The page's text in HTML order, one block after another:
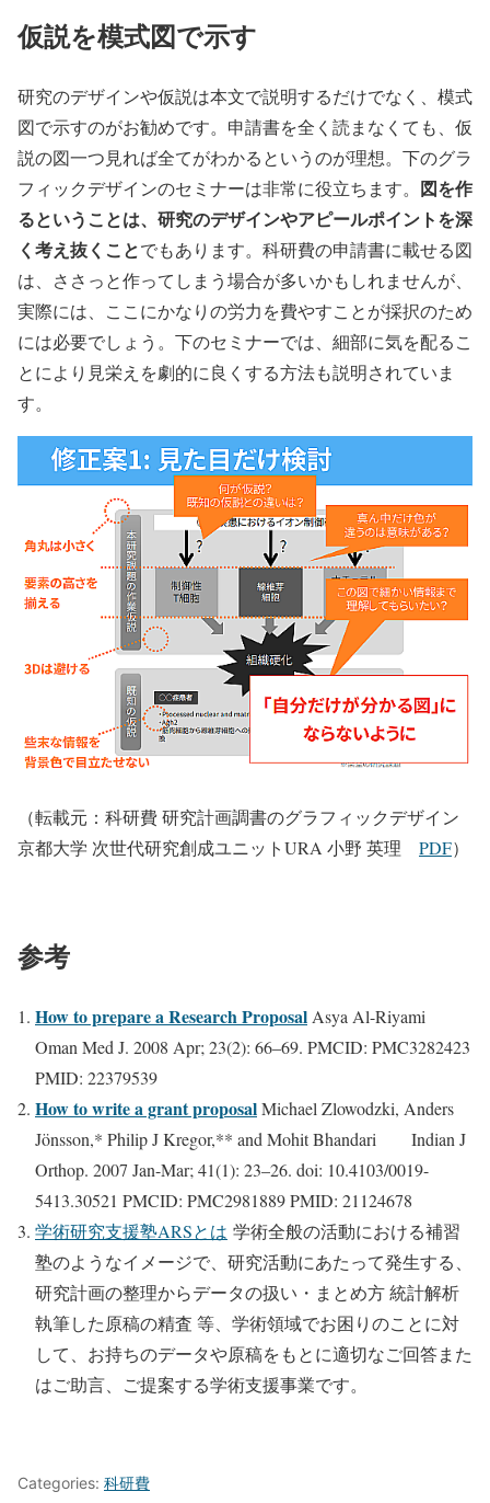
仮説を模式図で示す
研究のデザインや仮説は本文で説明するだけでなく、模式
図で示すのがお勧めです。申請書を全く読まなくても、仮
説の図一つ見れば全てがわかるというのが理想。下のグラ
フィックデザインのセミナーは非常に役立ちます。 図を作
るということは、研究のデザインやアピールポイントを深
く考え抜くことでもあります。科研費の申請書に載せる図
は、ささっと作ってしまう場合が多いかもしれませんが、
実際には、ここにかなりの労力を費やすことが採択のため
には必要でしょう。下のセミナーでは、細部に気を配るこ
とにより見栄えを劇的に良くする方法も説明されていま
す。
（転載元：科研費 研究計画調書のグラフィックデザイン
京都大学 次世代研究創成ユニットURA 小野 英理 PDF）
参考
How to prepare a Research ProposalAsya Al-Riyami
Oman Med J. 2008 Apr; 23(2): 66–69. PMCID: PMC3282423
PMID: 22379539
How to write a grant proposalMichael Zlowodzki, Anders
Jönsson,* Philip J Kregor,** and Mohit Bhandari Indian J
Orthop. 2007 Jan-Mar; 41(1): 23–26. doi: 10.4103/0019-
5413.30521 PMCID: PMC2981889 PMID: 21124678
学術研究支援塾ARSとは 学術全般の活動における補習
塾のようなイメージで、研究活動にあたって発生する、
研究計画の整理からデータの扱い・まとめ方 統計解析
執筆した原稿の精査 等、学術領域でお困りのことに対
して、お持ちのデータや原稿をもとに適切なご回答また
はご助言、ご提案する学術支援事業です。
Categories: 科研費